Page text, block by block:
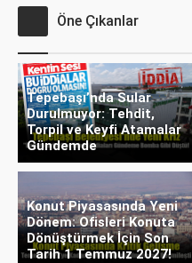
Öne Çıkanlar
Tepebaşı’nda Sular
Durulmuyor: Tehdit,
Torpil ve Keyfi Atamalar
Gündemde
Konut Piyasasında Yeni
Dönem: Ofisleri Konuta
Dönüştürmek İçin Son
Tarih 1 Temmuz 2027!